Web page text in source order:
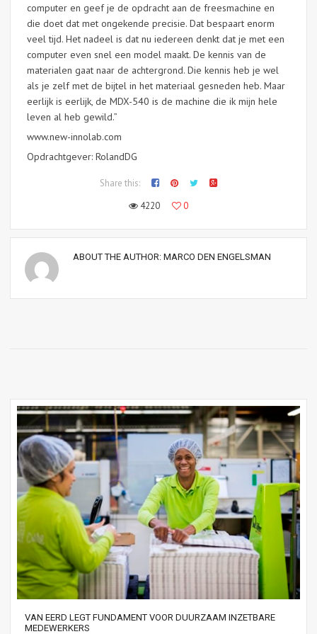
computer en geef je de opdracht aan de freesmachine en
die doet dat met ongekende precisie. Dat bespaart enorm
veel tijd. Het nadeel is dat nu iedereen denkt dat je met een
computer even snel een model maakt. De kennis van de
materialen gaat naar de achtergrond. Die kennis heb je wel
als je zelf met de bijtel in het materiaal gesneden heb. Maar
eerlijk is eerlijk, de MDX-540 is de machine die ik mijn hele
leven al heb gewild.”
www.new-innolab.com
Opdrachtgever: RolandDG
Share this:
4220
0
ABOUT THE AUTHOR: MARCO DEN ENGELSMAN
VAN EERD LEGT FUNDAMENT VOOR DUURZAAM INZETBARE
MEDEWERKERS